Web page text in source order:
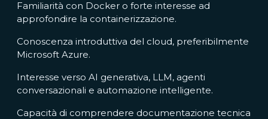
Familiarità con Docker o forte interesse ad
approfondire la containerizzazione.
Conoscenza introduttiva del cloud, preferibilmente
Microsoft Azure.
Interesse verso AI generativa, LLM, agenti
conversazionali e automazione intelligente.
Capacità di comprendere documentazione tecnica